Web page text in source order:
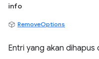
info
RemoveOptions
Entri yang akan